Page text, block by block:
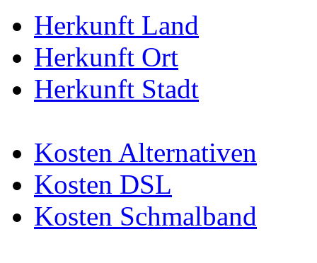
Herkunft Land
Herkunft Ort
Herkunft Stadt
Kosten Alternativen
Kosten DSL
Kosten Schmalband